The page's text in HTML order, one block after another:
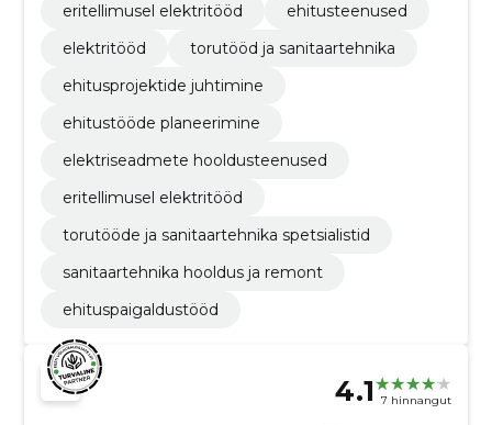
eritellimusel elektritööd
ehitusteenused
elektritööd
torutööd ja sanitaartehnika
ehitusprojektide juhtimine
ehitustööde planeerimine
elektriseadmete hooldusteenused
eritellimusel elektritööd
torutööde ja sanitaartehnika spetsialistid
sanitaartehnika hooldus ja remont
ehituspaigaldustööd
4.1 7 hinnangut